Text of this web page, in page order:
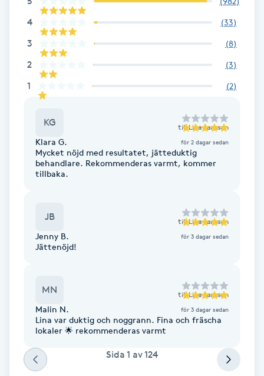
Gua Sha-massage
Hatha Yoga
Healing
Herrklippning
Hollywood Peel
Hot yoga
Hudföryngring
Huduppstramning
4 (33)
3 (8)
2 (3)
1 (2)
KG till Lina Jansson
Klara G. för 2 dagar sedan
Mycket nöjd med resultatet, jätteduktig
behandlare. Rekommenderas varmt, kommer
tillbaka.
JB till Lina Jansson
Jenny B. för 3 dagar sedan
Jättenöjd!
MN till Lina Jansson
Malin N. för 3 dagar sedan
Lina var duktig och noggrann. Fina och fräscha
lokaler 🌟 rekommenderas varmt
Sida 1 av124